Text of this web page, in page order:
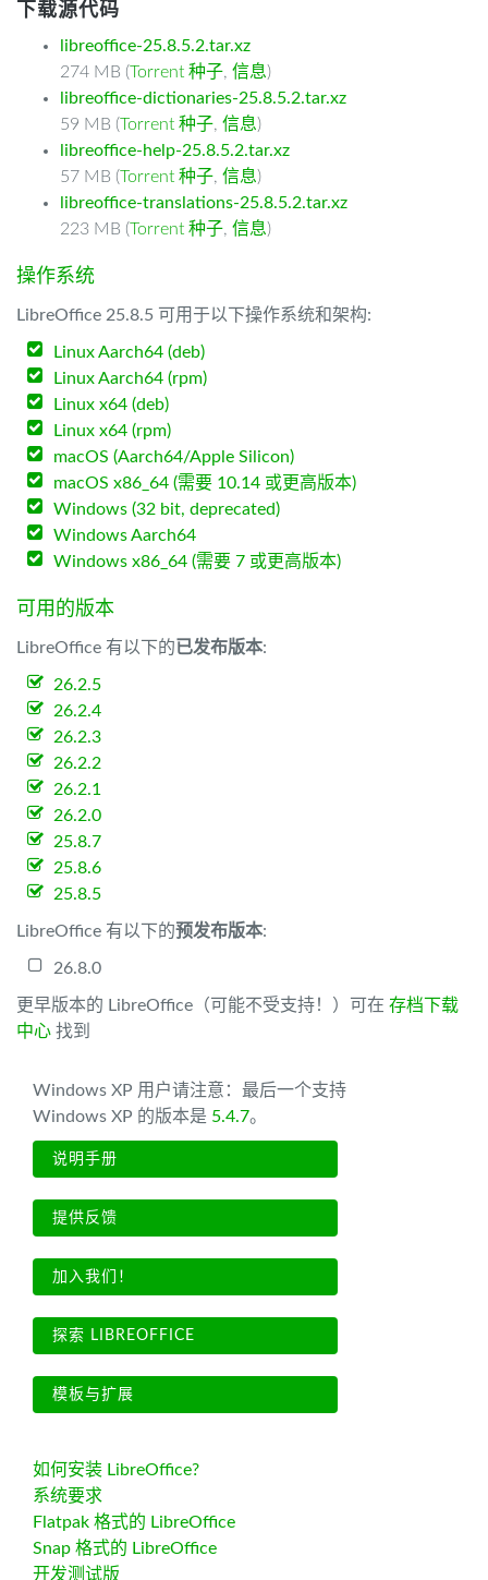
下载源代码
libreoffice-25.8.5.2.tar.xz
274 MB (Torrent 种子, 信息)
libreoffice-dictionaries-25.8.5.2.tar.xz
59 MB (Torrent 种子, 信息)
libreoffice-help-25.8.5.2.tar.xz
57 MB (Torrent 种子, 信息)
libreoffice-translations-25.8.5.2.tar.xz
223 MB (Torrent 种子, 信息)
操作系统
LibreOffice 25.8.5 可用于以下操作系统和架构:
Linux Aarch64 (deb)
Linux Aarch64 (rpm)
Linux x64 (deb)
Linux x64 (rpm)
macOS (Aarch64/Apple Silicon)
macOS x86_64 (需要 10.14 或更高版本)
Windows (32 bit, deprecated)
Windows Aarch64
Windows x86_64 (需要 7 或更高版本)
可用的版本
LibreOffice 有以下的已发布版本:
26.2.5
26.2.4
26.2.3
26.2.2
26.2.1
26.2.0
25.8.7
25.8.6
25.8.5
LibreOffice 有以下的预发布版本:
26.8.0
更早版本的 LibreOffice（可能不受支持！）可在 存档下载
中心 找到
Windows XP 用户请注意：最后一个支持
Windows XP 的版本是 5.4.7。
说明手册
提供反馈
加入我们！
探索 LIBREOFFICE
模板与扩展
如何安装 LibreOffice?
系统要求
Flatpak 格式的 LibreOffice
Snap 格式的 LibreOffice
开发测试版